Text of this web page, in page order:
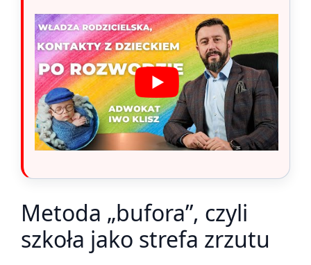
Metoda „bufora”, czyli
szkoła jako strefa zrzutu